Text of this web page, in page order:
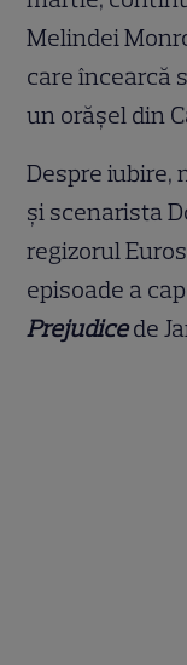
Melindei
care încearcă
un orășel din
Despre iubire,
și scenarista
regizorul
episoade a
Prejudicede